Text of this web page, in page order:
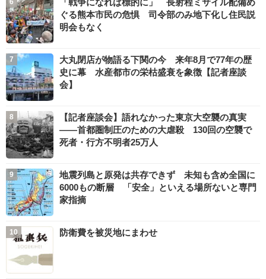
ぐる熊本市民の危惧 司令部のみ地下化し住民説
明会もなく
大丸閉店が物語る下関の今 来年8月で77年の歴
史に幕 水産都市の栄枯盛衰を象徴【記者座談
会】
【記者座談会】語れなかった東京大空襲の真実
――首都圏制圧のための大虐殺 130回の空襲で
死者・行方不明者25万人
地震列島と原発は共存できず 未知も含め全国に
6000もの断層 「安全」といえる場所ないと専門
家指摘
防衛費を被災地にまわせ